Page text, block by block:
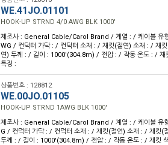
WE.41JO.01101
HOOK-UP STRND 4/0 AWG BLK 1000'
제조사 : General Cable/Carol Brand / 계열 : / 케이블 유
WG / 컨덕터 가닥 : / 컨덕터 소재 : / 재킷(절연) 소재 : / 재
연) 두께 : / 길이 : 1000'(304.8m) / 전압 : / 작동 온도 : / 재
특징 :
상품번호 : 128812
WE.00JO.01105
HOOK-UP STRND 1AWG BLK 1000'
제조사 : General Cable/Carol Brand / 계열 : / 케이블 유
G / 컨덕터 가닥 : / 컨덕터 소재 : / 재킷(절연) 소재 : / 재킷(
두께 : / 길이 : 1000'(304.8m) / 전압 : / 작동 온도 : / 재킷